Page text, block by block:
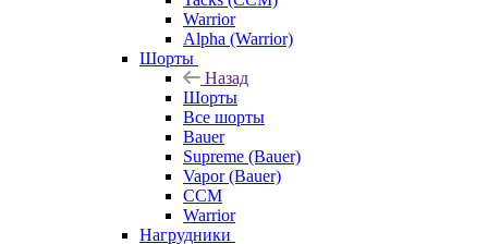
Warrior
Alpha (Warrior)
Шорты
Назад
Шорты
Все шорты
Bauer
Supreme (Bauer)
Vapor (Bauer)
CCM
Warrior
Нагрудники